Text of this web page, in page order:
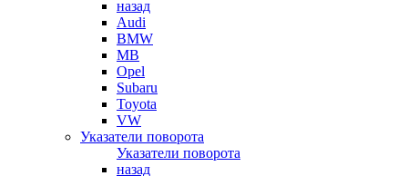
назад
Audi
BMW
MB
Opel
Subaru
Toyota
VW
Указатели поворота
Указатели поворота
назад